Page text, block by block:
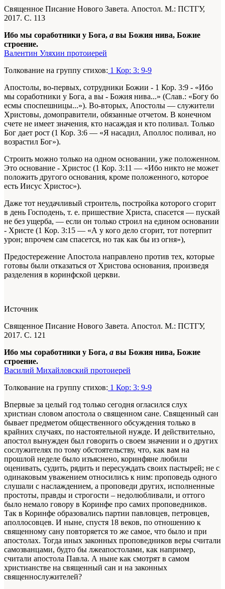
Священное Писание Нового Завета. Апостол. М.: ПСТГУ,
2017. С. 113
Ибо мы соработники у Бога, а вы Божия нива, Божие
строение.
Валентин Уляхин протоиерей
Толкование на группу стихов: 1 Кор: 3: 9-9
Апостолы, во-первых, сотрудники Божии - 1 Кор. 3:9 - «Ибо
мы соработники у Бога, а вы - Божия нива...» (Слав.: «Богу бо
есмы споспешницы...»). Во-вторых, Апостолы — служители
Христовы, домоправители, обязанные отчетом. В конечном
счете не имеет значения, кто насаждая и кто поливал. Только
Бог дает рост (1 Кор. 3:6 — «Я насадил, Аполлос поливал, но
возрастил Бог»).
Строить можно только на одном основании, уже положенном.
Это основание - Христос (1 Кор. 3:11 — «Ибо никто не может
положить другого основания, кроме положенного, которое
есть Иисус Христос»).
Даже тот неудачливый строитель, постройка которого сгорит
в день Господень, т. е. пришествие Христа, спасется — пускай
не без ущерба, — если он только строил на едином основании
- Христе (1 Кор. 3:15 — «А у кого дело сгорит, тот потерпит
урон; впрочем сам спасется, но так как бы из огня»),
Предостережение Апостола направлено против тех, которые
готовы были отказаться от Христова основания, произведя
разделения в коринфской церкви.
Источник
Священное Писание Нового Завета. Апостол. М.: ПСТГУ,
2017. С. 121
Ибо мы соработники у Бога, а вы Божия нива, Божие
строение.
Василий Михайловский протоиерей
Толкование на группу стихов: 1 Кор: 3: 9-9
Впервые за целый год только сегодня огласился слух
христиан словом апостола о священном сане. Священный сан
бывает предметом общественного обсуждения только в
крайних случаях, по настоятельной нужде. И действительно,
апостол вынужден был говорить о своем значении и о других
сослужителях по тому обстоятельству, что, как вам на
прошлой неделе было изъяснено, коринфяне любили
оценивать, судить, рядить и пересуждать своих пастырей; не с
одинаковым уважением относились к ним: проповедь одного
слушали с наслаждением, а проповеди других, исполненные
простоты, правды и строгости – недолюбливали, и оттого
было немало говору в Коринфе про самих проповедников.
Так в Коринфе образовались партии павловцев, петровцев,
аполлосовцев. И ныне, спустя 18 веков, по отношению к
священному сану повторяется то же самое, что было и при
апостолах. Тогда иных законных проповедников веры считали
самозванцами, будто бы лжеапостолами, как например,
считали апостола Павла. А ныне как смотрят в самом
христианстве на священный сан и на законных
священнослужителей?